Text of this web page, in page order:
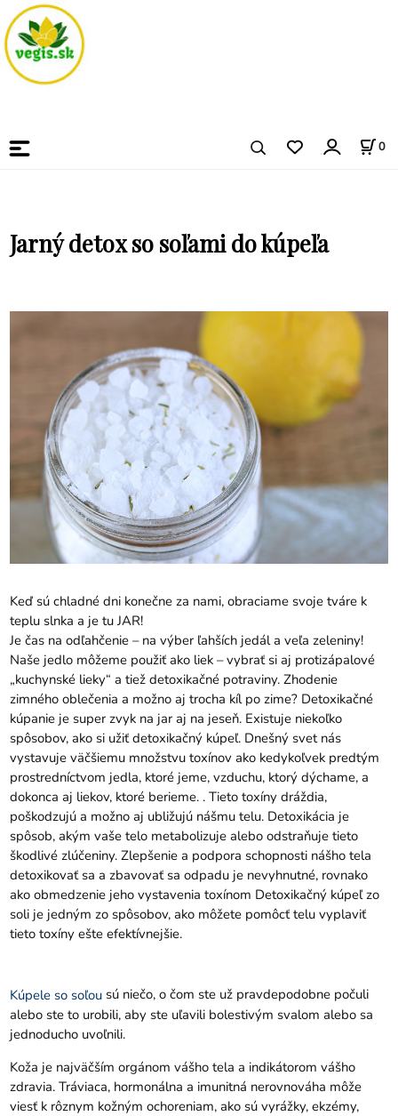
0
Jarný detox so soľami do kúpeľa
Keď sú chladné dni konečne za nami, obraciame svoje tváre k
teplu slnka a je tu JAR!
Je čas na odľahčenie – na výber ľahších jedál a veľa zeleniny!
Naše jedlo môžeme použiť ako liek – vybrať si aj protizápalové
„kuchynské lieky“ a tiež detoxikačné potraviny. Zhodenie
zimného oblečenia a možno aj trocha kíl po zime? Detoxikačné
kúpanie je super zvyk na jar aj na jeseň. Existuje niekoľko
spôsobov, ako si užiť detoxikačný kúpeľ. Dnešný svet nás
vystavuje väčšiemu množstvu toxínov ako kedykoľvek predtým
prostredníctvom jedla, ktoré jeme, vzduchu, ktorý dýchame, a
dokonca aj liekov, ktoré berieme. . Tieto toxíny dráždia,
poškodzujú a možno aj ubližujú nášmu telu. Detoxikácia je
spôsob, akým vaše telo metabolizuje alebo odstraňuje tieto
škodlivé zlúčeniny. Zlepšenie a podpora schopnosti nášho tela
detoxikovať sa a zbavovať sa odpadu je nevyhnutné, rovnako
ako obmedzenie jeho vystavenia toxínom Detoxikačný kúpeľ zo
soli je jedným zo spôsobov, ako môžete pomôcť telu vyplaviť
tieto toxíny ešte efektívnejšie.
Kúpele so soľou sú niečo, o čom ste už pravdepodobne počuli
alebo ste to urobili, aby ste uľavili bolestivým svalom alebo sa
jednoducho uvoľnili.
Koža je najväčším orgánom vášho tela a indikátorom vášho
zdravia. Tráviaca, hormonálna a imunitná nerovnováha môže
viesť k rôznym kožným ochoreniam, ako sú vyrážky, ekzémy,